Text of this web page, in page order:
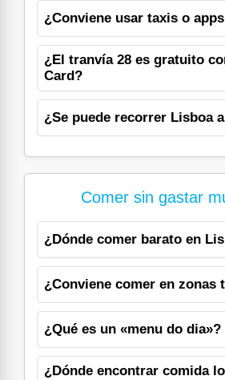
¿Conviene usar taxis o
¿El tranvía 28 es gratuito
Card?
¿Se puede recorrer Lisboa
Comer sin gastar
¿Dónde comer barato en
¿Conviene comer en zonas
¿Qué es un «menu do dia»?
¿Dónde encontrar comida